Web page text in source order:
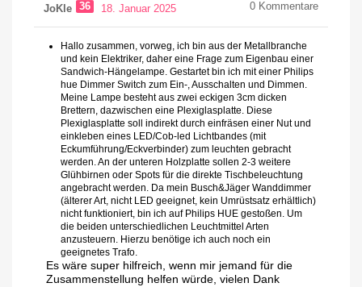
JoKle 36 18. Januar 2025 0 Kommentare
Hallo zusammen, vorweg, ich bin aus der Metallbranche
und kein Elektriker, daher eine Frage zum Eigenbau einer
Sandwich-Hängelampe. Gestartet bin ich mit einer Philips
hue Dimmer Switch zum Ein-, Ausschalten und Dimmen.
Meine Lampe besteht aus zwei eckigen 3cm dicken
Brettern, dazwischen eine Plexiglasplatte. Diese
Plexiglasplatte soll indirekt durch einfräsen einer Nut und
einkleben eines LED/Cob-led Lichtbandes (mit
Eckumführung/Eckverbinder) zum leuchten gebracht
werden. An der unteren Holzplatte sollen 2-3 weitere
Glühbirnen oder Spots für die direkte Tischbeleuchtung
angebracht werden. Da mein Busch&Jäger Wanddimmer
(älterer Art, nicht LED geeignet, kein Umrüstsatz erhältlich)
nicht funktioniert, bin ich auf Philips HUE gestoßen. Um
die beiden unterschiedlichen Leuchtmittel Arten
anzusteuern. Hierzu benötige ich auch noch ein
geeignetes Trafo.
Es wäre super hilfreich, wenn mir jemand für die
Zusammenstellung helfen würde, vielen Dank